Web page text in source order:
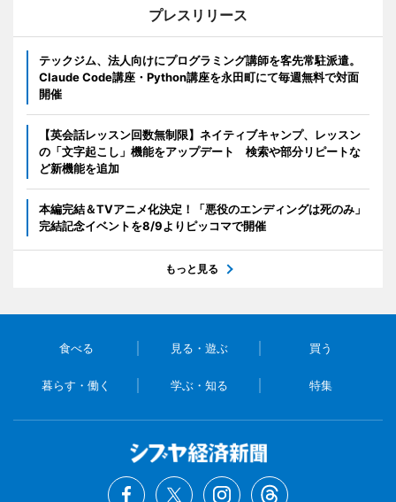
プレスリリース
テックジム、法人向けにプログラミング講師を客先常駐派遣。
Claude Code講座・Python講座を永田町にて毎週無料で対面
開催
【英会話レッスン回数無制限】ネイティブキャンプ、レッスン
の「文字起こし」機能をアップデート 検索や部分リピートな
ど新機能を追加
本編完結＆TVアニメ化決定！「悪役のエンディングは死のみ」
完結記念イベントを8/9よりピッコマで開催
もっと見る
食べる 見る・遊ぶ 買う
暮らす・働く 学ぶ・知る 特集